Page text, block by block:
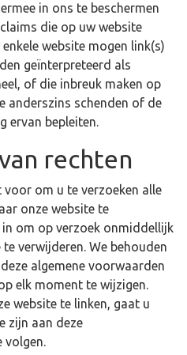
in ons te beschermen
die op uw website
website mogen link(s)
geïnterpreteerd als
of die inbreuk maken op
anderszins schenden of de
ervan bepleiten.
rechten
om u te verzoeken alle
onze website te
om op verzoek onmiddellijk
verwijderen. We behouden
algemene voorwaarden
elk moment te wijzigen.
website te linken, gaat u
zijn aan deze
volgen.